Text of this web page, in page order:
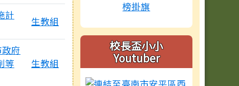
計
生教組
府
等
生教組
校長盃小小
Youtuber